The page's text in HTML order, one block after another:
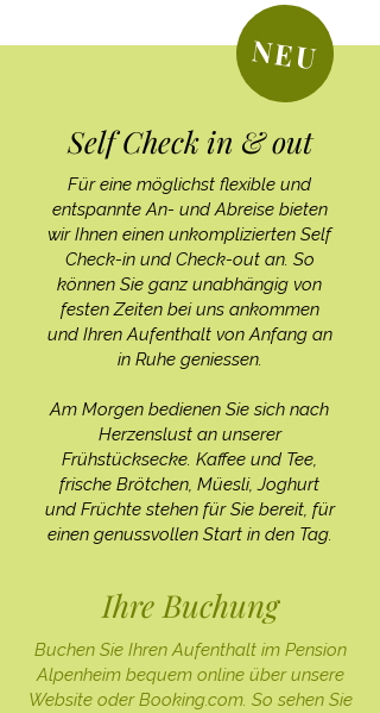
NEU
Self Check in & out
Für eine möglichst flexible und
entspannte An- und Abreise bieten
wir Ihnen einen unkomplizierten Self
Check-in und Check-out an. So
können Sie ganz unabhängig von
festen Zeiten bei uns ankommen
und Ihren Aufenthalt von Anfang an
in Ruhe geniessen.
Am Morgen bedienen Sie sich nach
Herzenslust an unserer
Frühstücksecke. Kaffee und Tee,
frische Brötchen, Müesli, Joghurt
und Früchte stehen für Sie bereit, für
einen genussvollen Start in den Tag.
Ihre Buchung
Buchen Sie Ihren Aufenthalt im Pension
Alpenheim bequem online über unsere
Website oder Booking.com. So sehen Sie